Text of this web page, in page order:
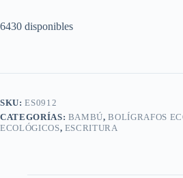
6430 disponibles
SKU:ES0912
CATEGORÍAS: BAMBÚ,BOLÍGRAFOS
ECOLÓGICOS, ESCRITURA